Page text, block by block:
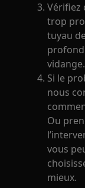
Vérifiez
trop
tuyau
profond
vidange.
Si le
nous
Ou
vous
mieux.